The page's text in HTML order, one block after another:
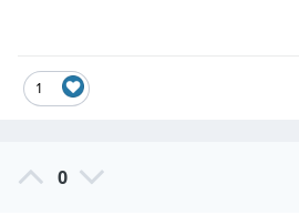
1
0